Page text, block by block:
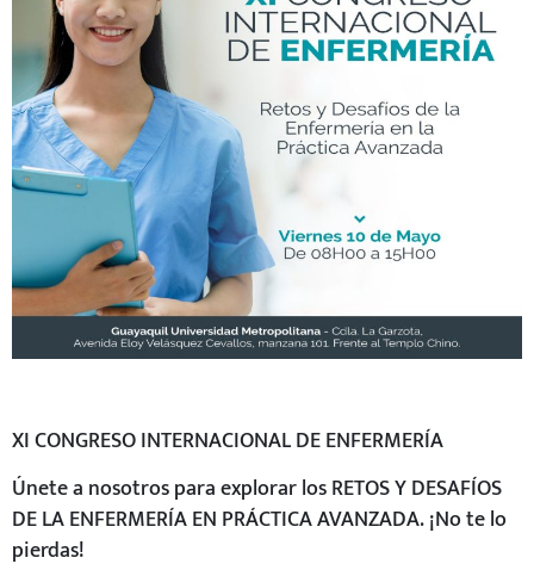
XI CONGRESO INTERNACIONAL DE ENFERMERÍA
Únete a nosotros para explorar los RETOS Y DESAFÍOS
DE LA ENFERMERÍA EN PRÁCTICA AVANZADA. ¡No te lo
pierdas!